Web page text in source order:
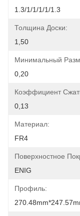
1.3/1/1/1/1/1.3
Толщина Доски:
1,50
Минимальный
0,20
Коэффициент
0,13
Материал:
FR4
Поверхностное
ENIG
Профиль: